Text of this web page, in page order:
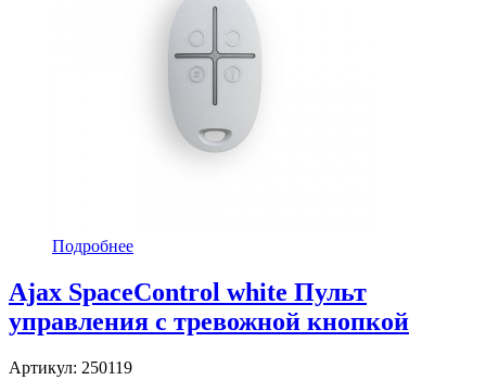
Подробнее
Ajax SpaceControl white Пульт
управления с тревожной кнопкой
Артикул: 250119